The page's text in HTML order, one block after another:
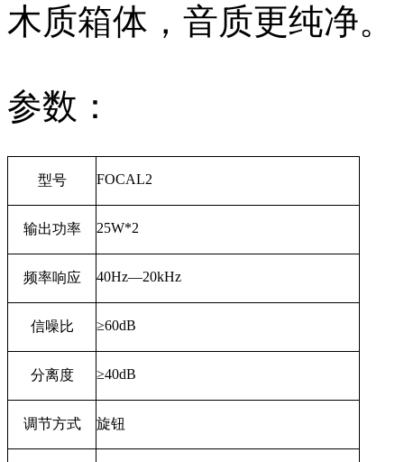
木质箱体，音质更纯净。
参数：
型号 FOCAL2
输出功率 25W*2
频率响应 40Hz—20kHz
信噪比 ≥60dB
分离度 ≥40dB
调节方式 旋钮